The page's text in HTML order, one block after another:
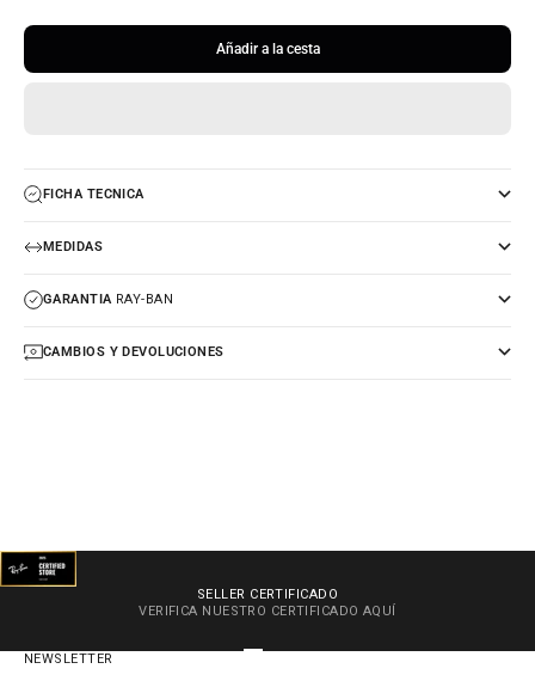
Añadir a la cesta
FICHA TECNICA
MEDIDAS
GARANTIARAY-BAN
CAMBIOS Y DEVOLUCIONES
SELLER CERTIFICADO
VERIFICA NUESTRO CERTIFICADO AQUÍ
NEWSLETTER